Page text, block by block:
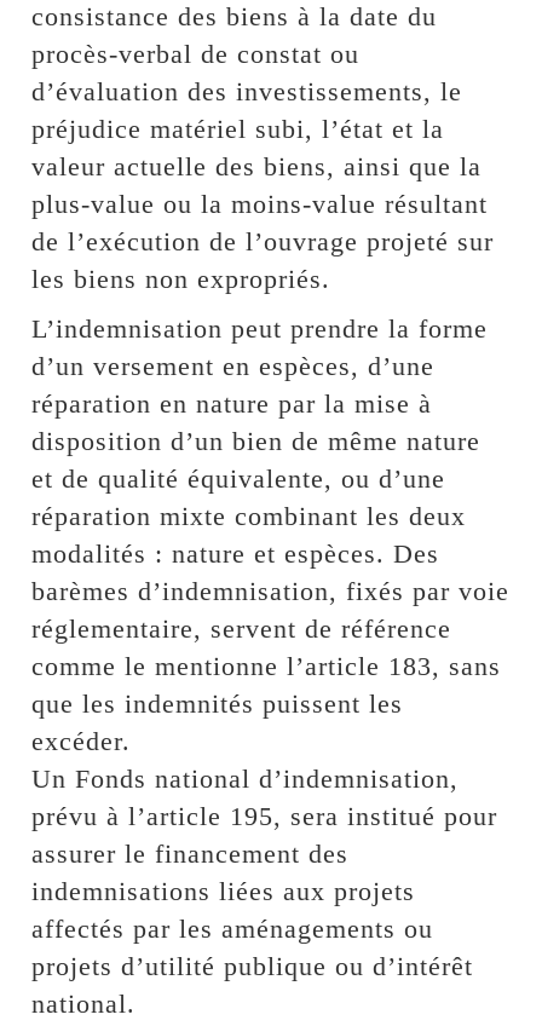
consistance des biens à la date du
procès-verbal de constat ou
d’évaluation des investissements, le
préjudice matériel subi, l’état et la
valeur actuelle des biens, ainsi que la
plus-value ou la moins-value résultant
de l’exécution de l’ouvrage projeté sur
les biens non expropriés.
L’indemnisation peut prendre la forme
d’un versement en espèces, d’une
réparation en nature par la mise à
disposition d’un bien de même nature
et de qualité équivalente, ou d’une
réparation mixte combinant les deux
modalités : nature et espèces. Des
barèmes d’indemnisation, fixés par voie
réglementaire, servent de référence
comme le mentionne l’article 183, sans
que les indemnités puissent les
excéder.
Un Fonds national d’indemnisation,
prévu à l’article 195, sera institué pour
assurer le financement des
indemnisations liées aux projets
affectés par les aménagements ou
projets d’utilité publique ou d’intérêt
national.